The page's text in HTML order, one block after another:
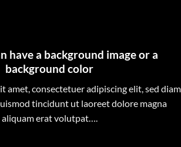
have a background image or a
background color
amet, consectetuer adipiscing elit, sed diam
tincidunt ut laoreet dolore magna
aliquam erat volutpat….